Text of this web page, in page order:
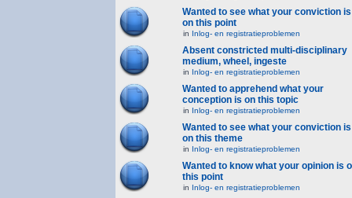
Wanted to see what your conviction is
on this point
in Inlog- en registratieproblemen
Absent constricted multi-disciplinary
medium, wheel, ingeste
in Inlog- en registratieproblemen
Wanted to apprehend what your
conception is on this topic
in Inlog- en registratieproblemen
Wanted to see what your conviction is
on this theme
in Inlog- en registratieproblemen
Wanted to know what your opinion is
this point
in Inlog- en registratieproblemen